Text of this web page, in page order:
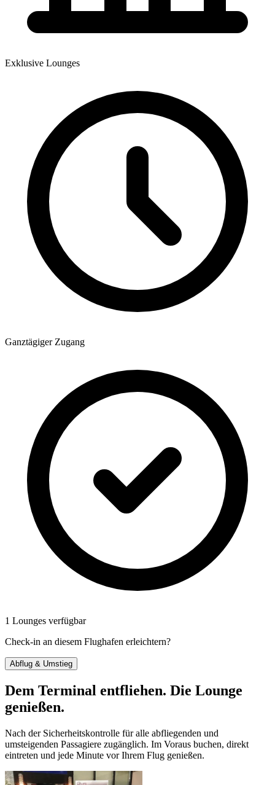
Exklusive Lounges
Ganztägiger Zugang
1 Lounges verfügbar
Check-in an diesem Flughafen erleichtern?
Abflug & Umstieg
Dem Terminal entfliehen. Die Lounge
genießen.
Nach der Sicherheitskontrolle für alle abfliegenden und
umsteigenden Passagiere zugänglich. Im Voraus buchen, direkt
eintreten und jede Minute vor Ihrem Flug genießen.